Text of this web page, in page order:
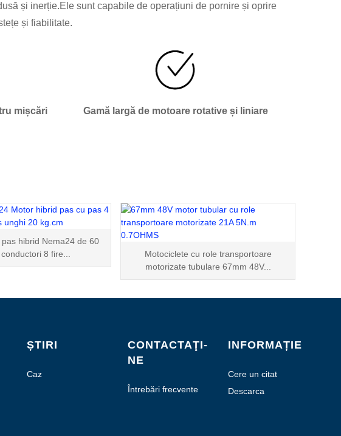
și inerție.Ele sunt capabile de operațiuni de pornire și oprire
și fiabilitate.
mișcări
Gamă largă de motoare rotative și liniare
hibrid Nema24 de 60
8 fire...
Motociclete cu role transportoare
motorizate tubulare 67mm 48V...
ȘTIRI
Caz
CONTACTAŢI-
NE
Întrebări frecvente
INFORMAȚIE
Cere un citat
Descarca